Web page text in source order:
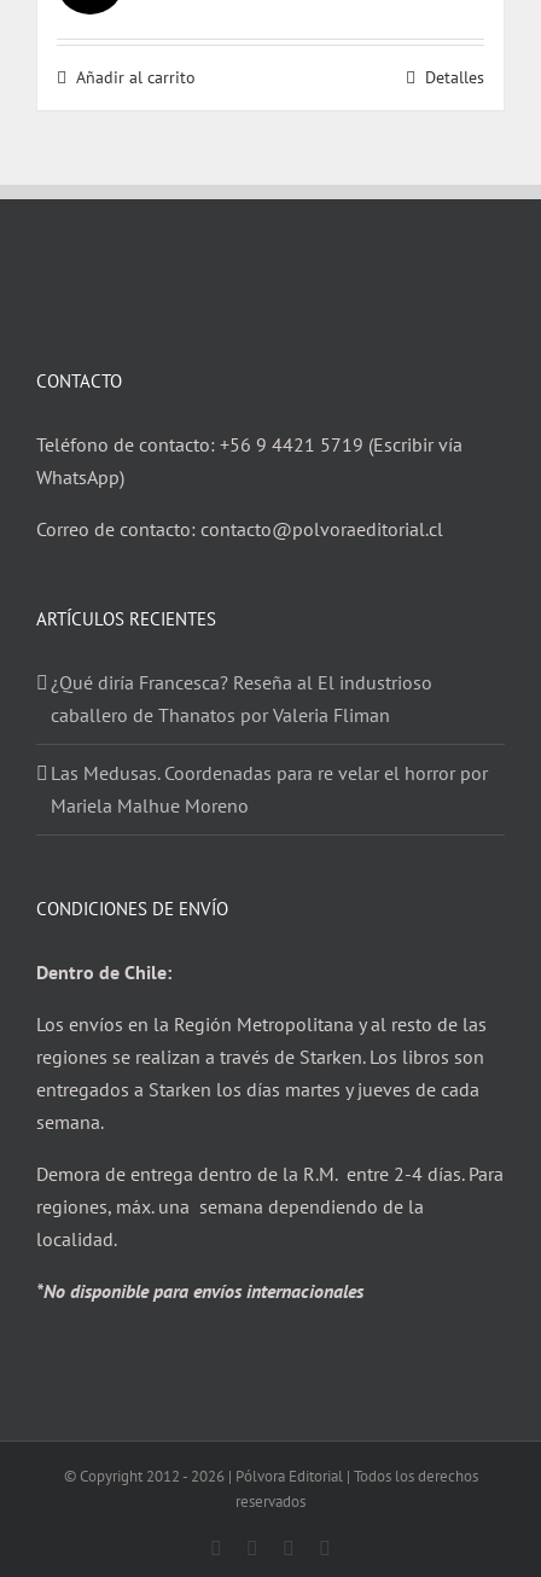
original
era:
actual
Añadir al carrito Detalles
CONTACTO
Teléfono de contacto: +56 9 4421 5719 (Escribir vía
WhatsApp)
Correo de contacto: contacto@polvoraeditorial.cl
ARTÍCULOS RECIENTES
¿Qué diría Francesca? Reseña al El industrioso
caballero de Thanatos por Valeria Fliman
Las Medusas. Coordenadas para re velar el horror por
Mariela Malhue Moreno
CONDICIONES DE ENVÍO
Dentro de Chile:
Los envíos en la Región Metropolitana y al resto de las
regiones se realizan a través de Starken. Los libros son
entregados a Starken los días martes y jueves de cada
semana.
Demora de entrega dentro de la R.M. entre 2-4 días. Para
regiones, máx. una semana dependiendo de la
localidad.
*No disponible para envíos internacionales
© Copyright 2012 - 2026 | Pólvora Editorial | Todos los derechos
reservados
Facebook Instagram